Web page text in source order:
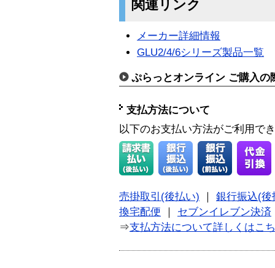
関連リンク
メーカー詳細情報
GLU2/4/6シリーズ製品一覧
ぷらっとオンライン ご購入の
支払方法について
以下のお支払い方法がご利用で
売掛取引(後払い)
銀行振込(後
換宅配便
セブンイレブン決済
⇒支払方法について詳しくはこ